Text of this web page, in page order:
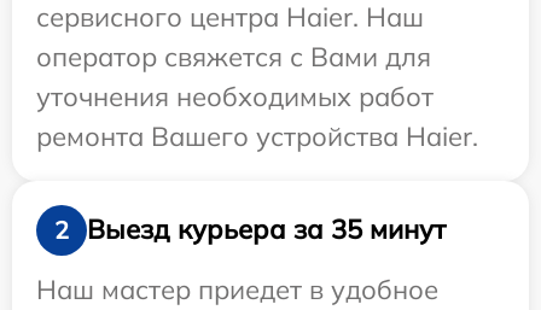
сервисного центра Haier. Наш
оператор свяжется с Вами для
уточнения необходимых работ
ремонта Вашего устройства Haier.
2
Выезд курьера за 35 минут
Наш мастер приедет в удобное